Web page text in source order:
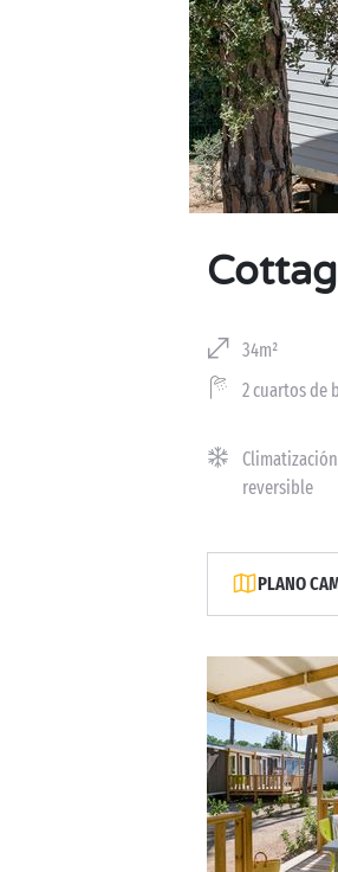
34m²
2 cuartos de
Climatización
reversible
PLANO